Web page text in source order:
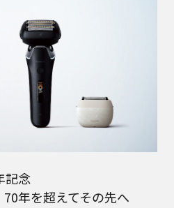
記念
年を超えてその先へ